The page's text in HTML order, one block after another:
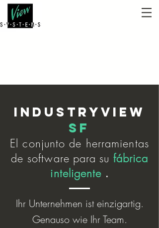
IndustryView
SF
El conjunto de herramientas
de software para su fábrica
inteligente .
Ihr Unternehmen ist einzigartig.
Genauso wie Ihr Team.